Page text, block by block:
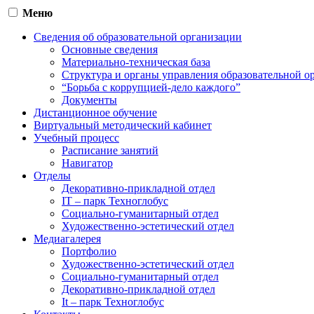
Меню
Сведения об образовательной организации
Основные сведения
Материально-техническая база
Структура и органы управления образовательной
“Борьба с коррупцией-дело каждого”
Документы
Дистанционное обучение
Виртуальный методический кабинет
Учебный процесс
Расписание занятий
Навигатор
Отделы
Декоративно-прикладной отдел
IT – парк Техноглобус
Социально-гуманитарный отдел
Художественно-эстетический отдел
Медиагалерея
Портфолио
Художественно-эстетический отдел
Социально-гуманитарный отдел
Декоративно-прикладной отдел
It – парк Техноглобус